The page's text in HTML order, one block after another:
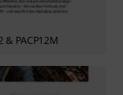
& PACP12M